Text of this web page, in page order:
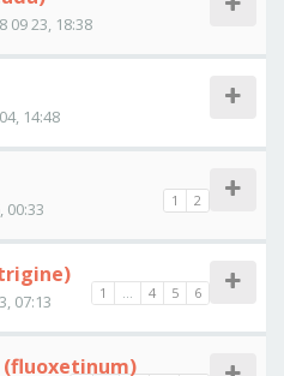
09 23, 18:38
14:48
1 2
00:33
1 ... 4 5 6
07:13
(fluoxetinum)